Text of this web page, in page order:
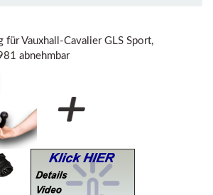
für Vauxhall-Cavalier GLS Sport,
abnehmbar